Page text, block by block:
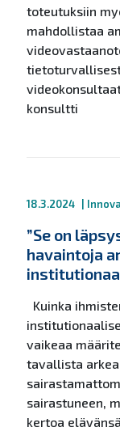
toteutuksiin
mahdollistaa
konsultti
18.3.2024
”Se on
havaintoja
Kuinka
vaikeaa
tavallista
sairastuneen,
kertoa